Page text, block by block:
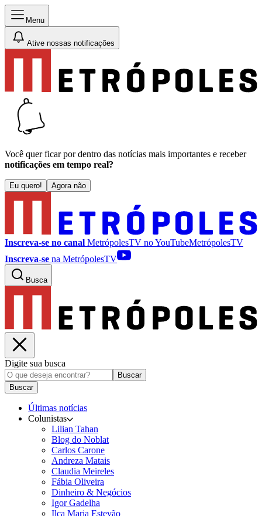
Menu
Ative nossas notificações
Você quer ficar por dentro das notícias mais importantes e receber
notificações em tempo real?
Eu quero! Agora não
Inscreva-se no canal MetrópolesTV noYouTubeMetrópolesTV
Inscreva-se na MetrópolesTV
Busca
Digite sua busca
Buscar
Buscar
Últimas notícias
Colunistas
Lilian Tahan
Blog do Noblat
Carlos Carone
Andreza Matais
Claudia Meireles
Fábia Oliveira
Dinheiro & Negócios
Igor Gadelha
Ilca Maria Estevão